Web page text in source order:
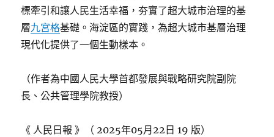
標牽引和讓人民生活幸福，夯實了超大城市治理的基
層九宮格基礎。海淀區的實踐，為超大城市基層治理
現代化提供了一個生動樣本。
（作者為中國人民大學首都發展與戰略研究院副院
長、公共管理學院教授）
《 人民日報 》（ 2025年05月22日 19 版）